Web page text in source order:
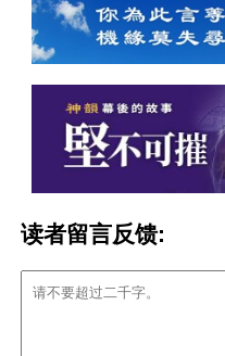
读者留言反馈: